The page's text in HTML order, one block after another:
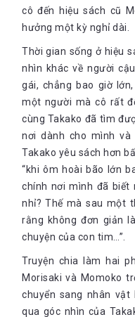
cô đến hiệu sách cũ
hưởng một kỳ nghỉ dài.
Thời gian sống ở hiệu
nhìn khác về người
gái, chẳng bao giờ
một người mà cô rất
cùng Takako đã tìm
nơi dành cho mình
Takako yêu sách hơn
“khi ôm hoài bão lớn
chính nơi mình đã biết
nhỉ? Thế mà sau một
rằng không đơn giản
chuyện của con tim…”.
Truyện chia làm hai
Morisaki và Momoko
chuyển sang nhân
qua góc nhìn của